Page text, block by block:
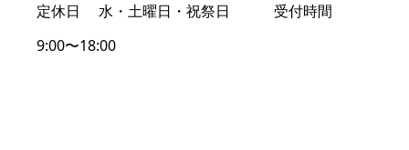
定休日 水・土曜日・祝祭日 受付時間
9:00〜18:00